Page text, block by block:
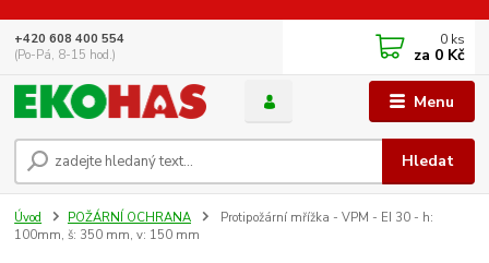
Menu
Hledat
+420 608 400 554
(Po-Pá, 8-15 hod.)
0 ks
za 0 Kč
Úvod POŽÁRNÍ OCHRANA
Protipožární mřížka - VPM - EI 30 - h:
100mm, š: 350 mm, v: 150 mm